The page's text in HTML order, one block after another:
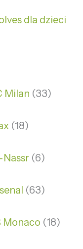
dla dzieci
Milan 33
18
Nassr 6
63
Monaco 18